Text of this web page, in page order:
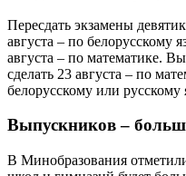
Пересдать экзамены
августа – по белорусскому
августа – по математике.
сделать 23 августа – по
белорусскому или русскому
Выпускников –
В Минобразования